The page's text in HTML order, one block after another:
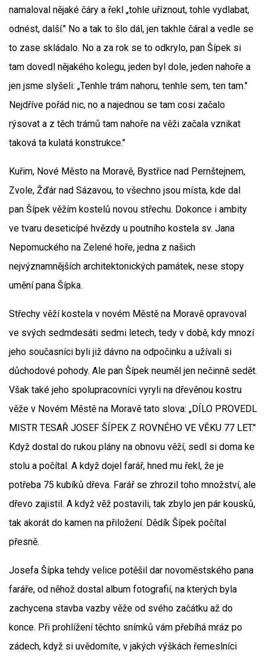
namaloval nějaké čáry a řekl „tohle uříznout, tohle vydlabat,
odnést, další." No a tak to šlo dál, jen takhle čáral a vedle se
to zase skládalo. No a za rok se to odkrylo, pan Šípek si
tam dovedl nějakého kolegu, jeden byl dole, jeden nahoře a
jen jsme slyšeli: „Tenhle trám nahoru, tenhle sem, ten tam."
Nejdříve pořád nic, no a najednou se tam cosi začalo
rýsovat a z těch trámů tam nahoře na věži začala vznikat
taková ta kulatá konstrukce."
Kuřim, Nové Město na Moravě, Bystřice nad Pernštejnem,
Zvole, Žďár nad Sázavou, to všechno jsou místa, kde dal
pan Šípek věžím kostelů novou střechu. Dokonce i ambity
ve tvaru deseticípé hvězdy u poutního kostela sv. Jana
Nepomuckého na Zelené hoře, jedna z našich
nejvýznamnějších architektonických památek, nese stopy
umění pana Šípka.
Střechy věží kostela v novém Městě na Moravě opravoval
ve svých sedmdesáti sedmi letech, tedy v době, kdy mnozí
jeho současníci byli již dávno na odpočinku a užívali si
důchodové pohody. Ale pan Šípek neuměl jen nečinně sedět.
Však také jeho spolupracovníci vyryli na dřevěnou kostru
věže v Novém Městě na Moravě tato slova: „DÍLO PROVEDL
MISTR TESAŘ JOSEF ŠÍPEK Z ROVNÉHO VE VĚKU 77 LET."
Když dostal do rukou plány na obnovu věží, sedl si doma ke
stolu a počítal. A když dojel farář, hned mu řekl, že je
potřeba 75 kubíků dřeva. Farář se zhrozil toho množství, ale
dřevo zajistil. A když věž postavili, tak zbylo jen pár kousků,
tak akorát do kamen na přiložení. Dědík Šípek počítal
přesně.
Josefa Šípka tehdy velice potěšil dar novoměstského pana
faráře, od něhož dostal album fotografií, na kterých byla
zachycena stavba vazby věže od svého začátku až do
konce. Při prohlížení těchto snímků vám přebíhá mráz po
zádech, když si uvědomíte, v jakých výškách řemeslníci